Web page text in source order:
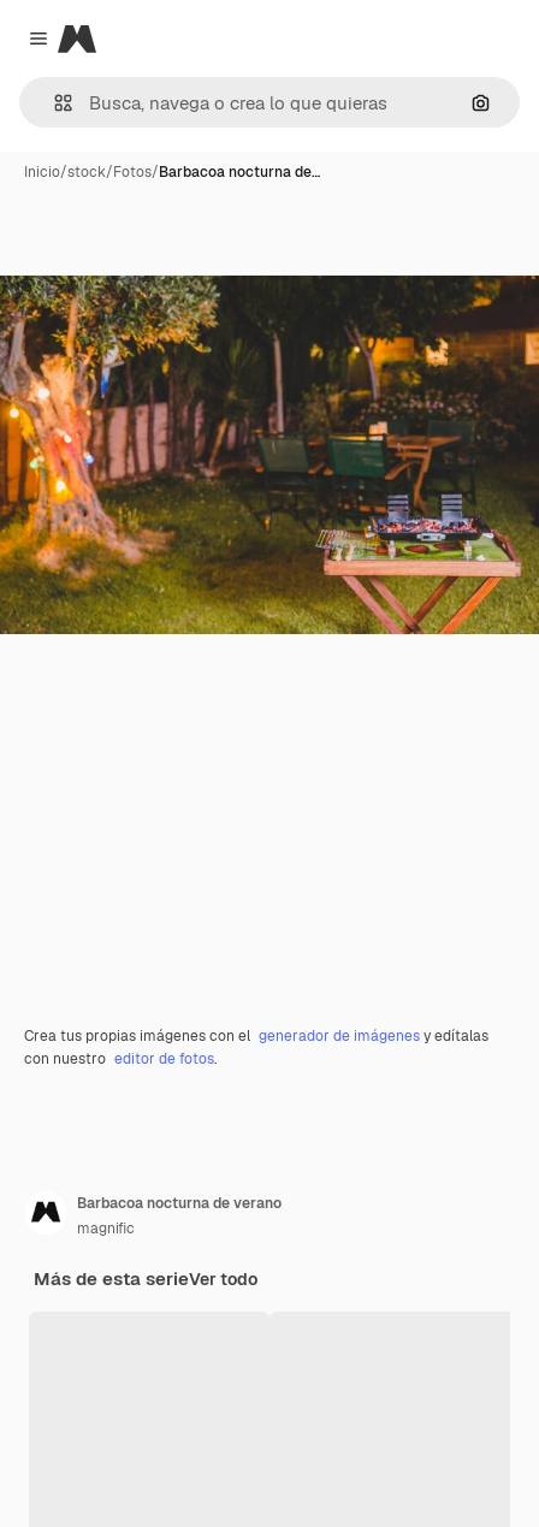
Close menu
Magnific
Inicio/stock/Fotos/Barbacoa nocturna de…
Crea tus propias imágenes con el generador de imágenesy edítalas
con nuestro editor de fotos.
Barbacoa nocturna de verano
magnific
Más de esta serieVer todo